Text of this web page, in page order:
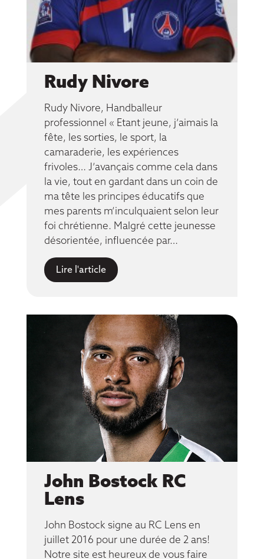
Rudy Nivore
Rudy Nivore, Handballeur
professionnel « Etant jeune, j’aimais la
fête, les sorties, le sport, la
camaraderie, les expériences
frivoles… J’avançais comme cela dans
la vie, tout en gardant dans un coin de
ma tête les principes éducatifs que
mes parents m’inculquaient selon leur
foi chrétienne. Malgré cette jeunesse
désorientée, influencée par…
Lire l'article
John Bostock RC
Lens
John Bostock signe au RC Lens en
juillet 2016 pour une durée de 2 ans!
Notre site est heureux de vous faire